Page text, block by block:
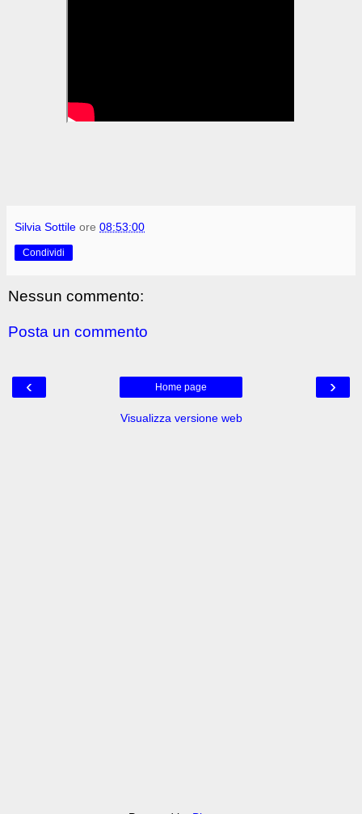
Silvia Sottile ore 08:53:00
Condividi
Nessun commento:
Posta un commento
‹ ›
Home page
Visualizza versione web